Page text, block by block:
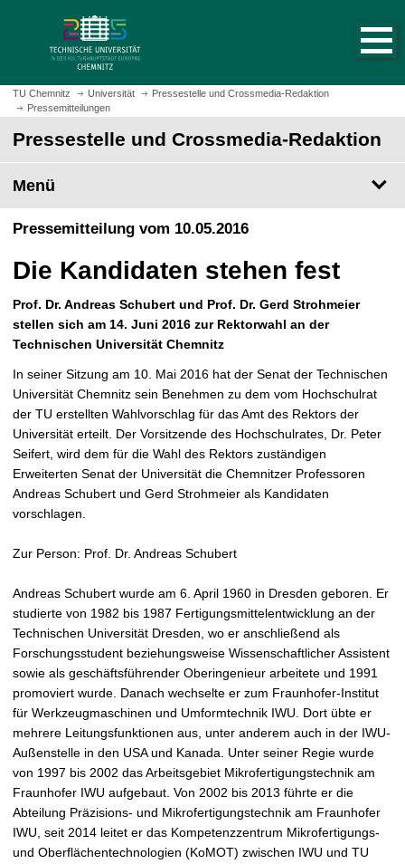
m
H
t
s
i
e
a
u
r
f
e
n
TU Chemnitz Universität
Pressestelle und Crossmedia-Redaktion
Pressemitteilungen
Pressestelle und Crossmedia-Redaktion
Menü
Pressemitteilung vom 10.05.2016
Die Kandidaten stehen fest
Prof. Dr. Andreas Schubert und Prof. Dr. Gerd Strohmeier
stellen sich am 14. Juni 2016 zur Rektorwahl an der
Technischen Universität Chemnitz
In seiner Sitzung am 10. Mai 2016 hat der Senat der Technischen
Universität Chemnitz sein Benehmen zu dem vom Hochschulrat
der TU erstellten Wahlvorschlag für das Amt des Rektors der
Universität erteilt. Der Vorsitzende des Hochschulrates, Dr. Peter
Seifert, wird dem für die Wahl des Rektors zuständigen
Erweiterten Senat der Universität die Chemnitzer Professoren
Andreas Schubert und Gerd Strohmeier als Kandidaten
vorschlagen.
Zur Person: Prof. Dr. Andreas Schubert
Andreas Schubert wurde am 6. April 1960 in Dresden geboren. Er
studierte von 1982 bis 1987 Fertigungsmittelentwicklung an der
Technischen Universität Dresden, wo er anschließend als
Forschungsstudent beziehungsweise Wissenschaftlicher Assistent
sowie als geschäftsführender Oberingenieur arbeitete und 1991
promoviert wurde. Danach wechselte er zum Fraunhofer-Institut
für Werkzeugmaschinen und Umformtechnik IWU. Dort übte er
mehrere Leitungsfunktionen aus, unter anderem auch in der IWU-
Außenstelle in den USA und Kanada. Unter seiner Regie wurde
von 1997 bis 2002 das Arbeitsgebiet Mikrofertigungstechnik am
Fraunhofer IWU aufgebaut. Von 2002 bis 2013 führte er die
Abteilung Präzisions- und Mikrofertigungstechnik am Fraunhofer
IWU, seit 2014 leitet er das Kompetenzzentrum Mikrofertigungs-
und Oberflächentechnologien (KoMOT) zwischen IWU und TU